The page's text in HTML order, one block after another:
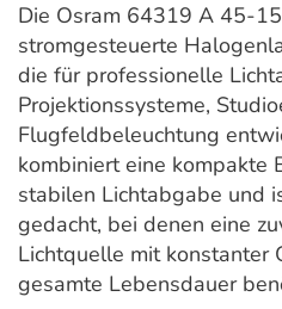
Die Osram 64319 A 45-
stromgesteuerte
die für professionelle
Projektionssysteme,
Flugfeldbeleuchtung
kombiniert eine kompakte
stabilen Lichtabgabe und
gedacht, bei denen eine
Lichtquelle mit konstanter
gesamte Lebensdauer